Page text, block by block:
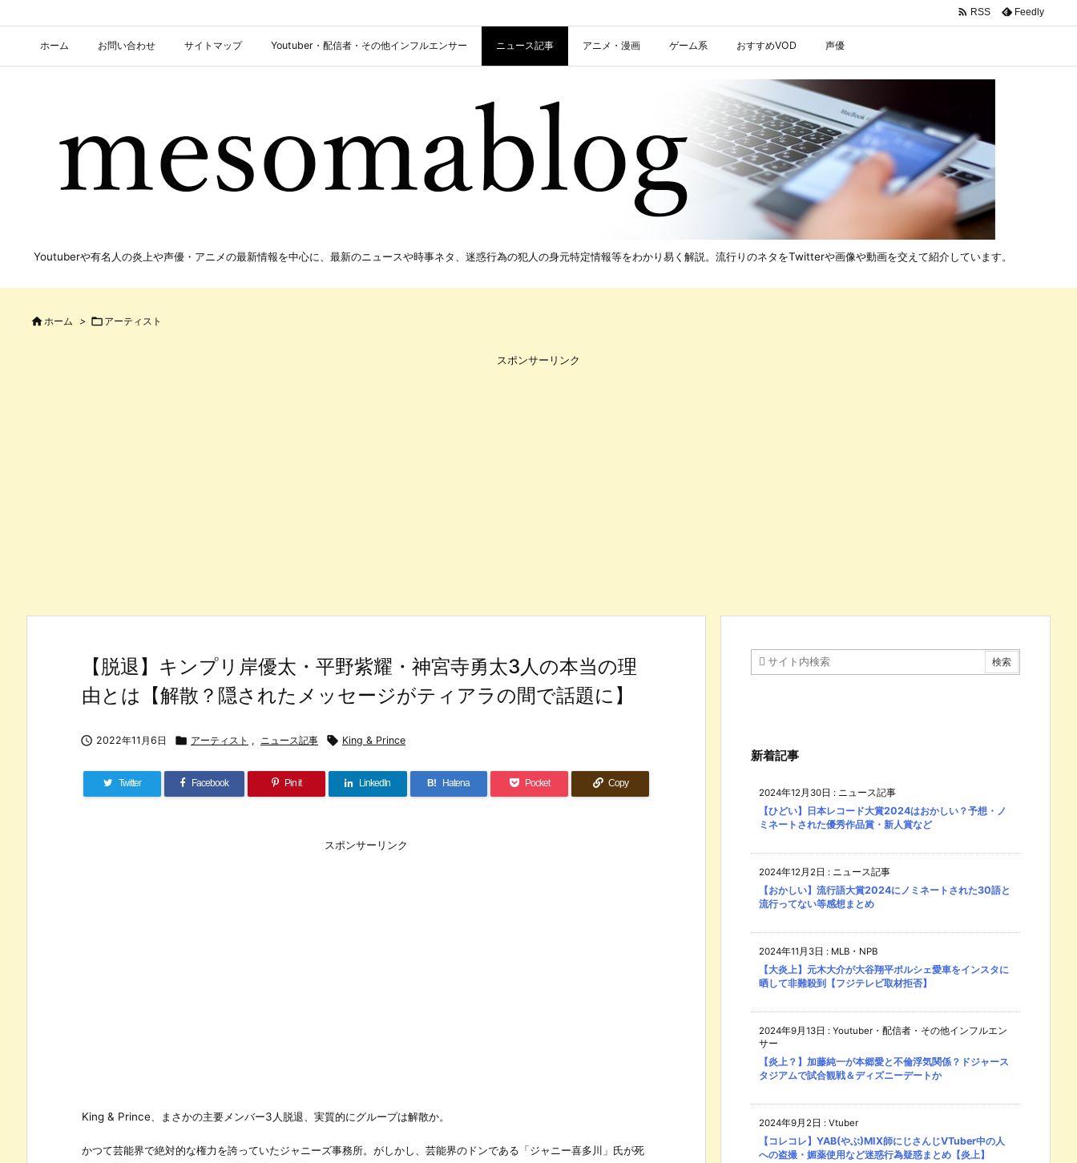
ホーム お問い合わせ サイトマップ Youtuber・配信者・その他インフルエンサー ニュース記事 アニメ・漫画 ゲーム系 おすすめVOD 声優
 RSS Feedly
Youtuberや有名人の炎上や声優・アニメの最新情報を中心に、最新のニュースや時事ネタ、迷惑行為の犯人の身元特定情報等をわかり易く解説。流行りのネタをTwitterや画像や動画を交えて紹介しています。
 ホーム >  アーティスト
スポンサーリンク
【脱退】キンプリ岸優太・平野紫耀・神宮寺勇太3人の本当の理
由とは【解散？隠されたメッセージがティアラの間で話題に】
 2022年11月6日  アーティスト , ニュース記事  King & Prince
Twitter Facebook Pin it LinkedIn B! Hatena Pocket Copy
スポンサーリンク
King & Prince、まさかの主要メンバー3人脱退、実質的にグループは解散か。
かつて芸能界で絶対的な権力を誇っていたジャニーズ事務所。がしかし、芸能界のドンである「ジャニー喜多川」氏が死
新着記事
2024年12月30日 : ニュース記事
【ひどい】日本レコード大賞2024はおかしい？予想・ノ
ミネートされた優秀作品賞・新人賞など
2024年12月2日 : ニュース記事
【おかしい】流行語大賞2024にノミネートされた30語と
流行ってない等感想まとめ
2024年11月3日 : MLB・NPB
【大炎上】元木大介が大谷翔平ポルシェ愛車をインスタに
晒して非難殺到【フジテレビ取材拒否】
2024年9月13日 : Youtuber・配信者・その他インフルエン
サー
【炎上？】加藤純一が本郷愛と不倫浮気関係？ドジャース
タジアムで試合観戦＆ディズニーデートか
2024年9月2日 : Vtuber
【コレコレ】YAB(やぶ)MIX師にじさんじVTuber中の人
への盗撮・媚薬使用など迷惑行為疑惑まとめ【炎上】